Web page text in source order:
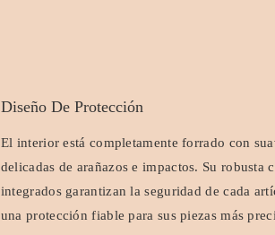
Diseño De Protección
El interior está completamente forrado con
delicadas de arañazos e impactos. Su robusta
integrados garantizan la seguridad de cada
una protección fiable para sus piezas más